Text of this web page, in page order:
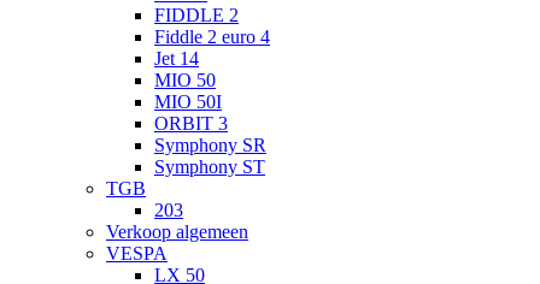
FIDDLE 2
Fiddle 2 euro 4
Jet 14
MIO 50
MIO 50I
ORBIT 3
Symphony SR
Symphony ST
TGB
203
Verkoop algemeen
VESPA
LX 50